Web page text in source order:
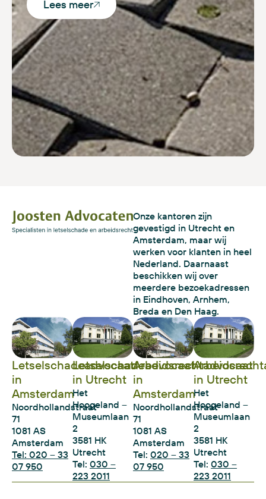
Lees meer
Onze kantoren zijn
gevestigd in Utrecht en
Amsterdam, maar wij
werken voor klanten in heel
Nederland. Daarnaast
beschikken wij over
meerdere bezoekadressen
in Eindhoven, Arnhem,
Breda en Den Haag.
Letselschadeadvocaat
in
Amsterdam
Noordhollandstraat
71
1081 AS
Amsterdam
Tel: 020 – 33
07 950
Letselschadeadvocaat
in Utrecht
Het
Hoogeland –
Museumlaan
2
3581 HK
Utrecht
Tel: 030 –
223 2011
Arbeidsrechtadvocaat
in
Amsterdam
Noordhollandstraat
71
1081 AS
Amsterdam
Tel: 020 – 33
07 950
in Utrecht
Het
Hoogeland –
Museumlaan
2
3581 HK
Utrecht
Tel: 030 –
223 2011